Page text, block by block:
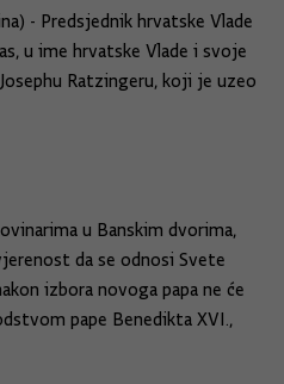
- Predsjednik hrvatske Vlade
u ime hrvatske Vlade i svoje
Ratzingeru, koji je uzeo
u Banskim dvorima,
da se odnosi Svete
izbora novoga papa ne će
pape Benedikta XVI.,